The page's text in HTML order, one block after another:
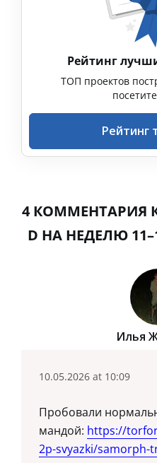
Рейтинг
ТОП проектов
Рейтинг
4 КОММЕНТАРИЯ К
D НА НЕДЕЛЮ
Илья
10.05.2026 at 10:09
Пробовали
мандой: https://
2p-svyazki/samorph-